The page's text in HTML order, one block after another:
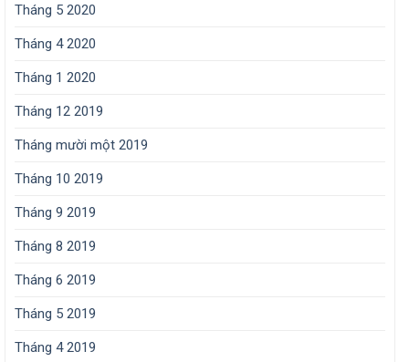
Tháng 5 2020
Tháng 4 2020
Tháng 1 2020
Tháng 12 2019
Tháng mười một 2019
Tháng 10 2019
Tháng 9 2019
Tháng 8 2019
Tháng 6 2019
Tháng 5 2019
Tháng 4 2019